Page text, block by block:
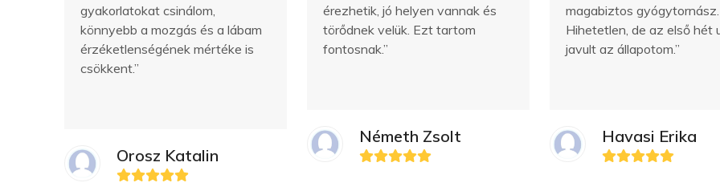
gyakorlatokat csinálom,
könnyebb a mozgás és a lábam
érzéketlenségének mértéke is
csökkent.”
Orosz Katalin
érezhetik, jó helyen vannak és
törődnek velük. Ezt tartom
fontosnak.”
Németh Zsolt
magabiztos gyógytornász.
Hihetetlen, de az első hét
javult az állapotom.”
Havasi Erika